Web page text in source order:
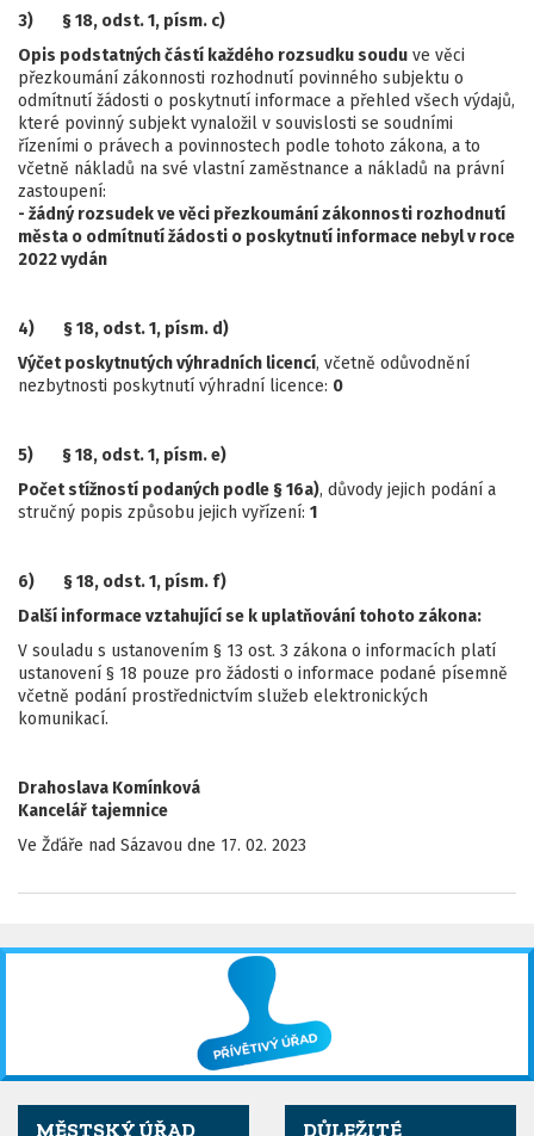
3)
§ 18, odst. 1, písm. c)
Opis podstatných částí každého rozsudku soudu ve věci
přezkoumání zákonnosti rozhodnutí povinného subjektu o
odmítnutí žádosti o poskytnutí informace a přehled všech výdajů,
které povinný subjekt vynaložil v souvislosti se soudními
řízeními o právech a povinnostech podle tohoto zákona, a to
včetně nákladů na své vlastní zaměstnance a nákladů na právní
zastoupení:
- žádný rozsudek ve věci přezkoumání zákonnosti rozhodnutí
města o odmítnutí žádosti o poskytnutí informace nebyl v roce
2022 vydán
4)
§ 18, odst. 1, písm. d)
Výčet poskytnutých výhradních licencí, včetně odůvodnění
nezbytnosti poskytnutí výhradní licence: 0
5)
§ 18, odst. 1, písm. e)
Počet stížností podaných podle § 16a), důvody jejich podání a
stručný popis způsobu jejich vyřízení: 1
6)
§ 18, odst. 1, písm. f)
Další informace vztahující se k uplatňování tohoto zákona:
V souladu s ustanovením § 13 ost. 3 zákona o informacích platí
ustanovení § 18 pouze pro žádosti o informace podané písemně
včetně podání prostřednictvím služeb elektronických
komunikací.
Drahoslava Komínková
Kancelář tajemnice
Ve Žďáře nad Sázavou dne 17. 02. 2023
MĚSTSKÝ ÚŘAD DŮLEŽITÉ